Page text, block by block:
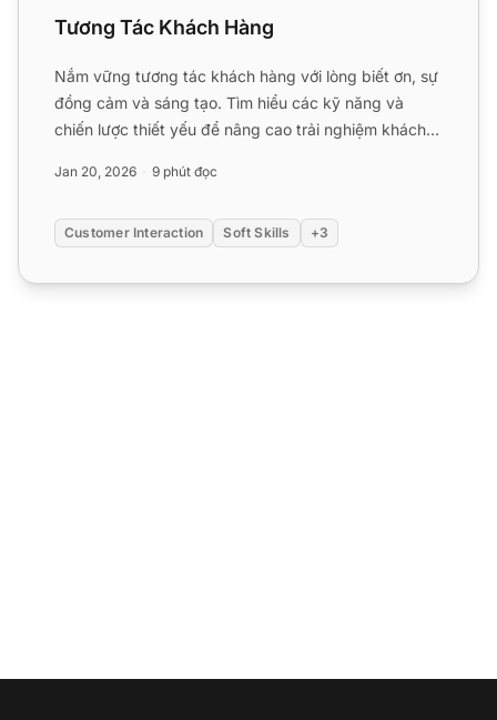
Tương Tác Khách Hàng
Nắm vững tương tác khách hàng với lòng biết ơn, sự
đồng cảm và sáng tạo. Tìm hiểu các kỹ năng và
chiến lược thiết yếu để nâng cao trải nghiệm khách
Jan 20, 2026 9 phút đọc
Customer Interaction Soft Skills +3